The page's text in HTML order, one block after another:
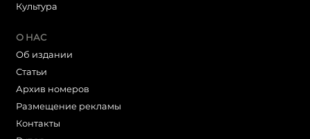
Культура
О НАС
Об издании
Статьи
Архив номеров
Размещение рекламы
Контакты